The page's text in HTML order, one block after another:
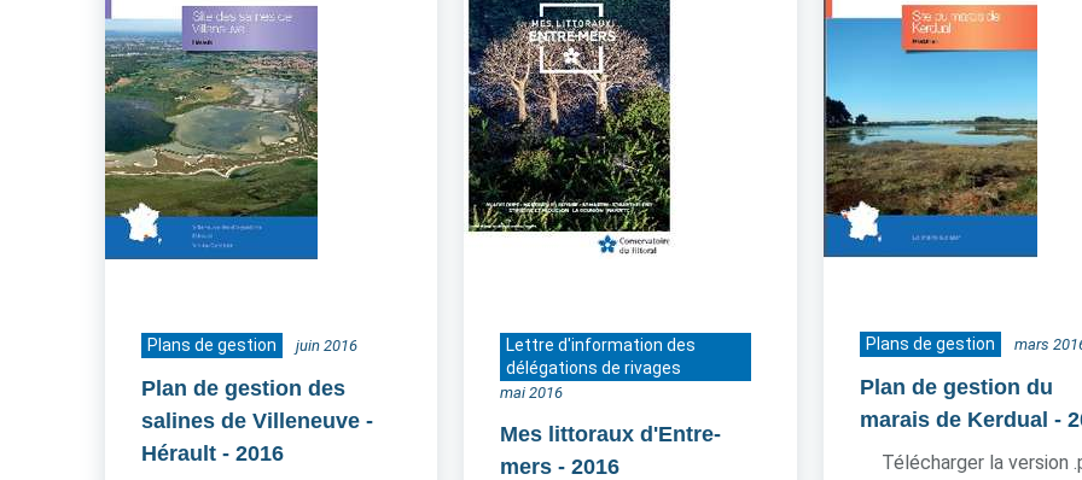
Plans de gestion juin 2016
Plan de gestion des
salines de Villeneuve -
Hérault - 2016
Lettre d'information des
délégations de rivages
mai 2016
Mes littoraux d'Entre-
mers - 2016
Plans de gestion mars
Plan de gestion du
marais de Kerdual -
Télécharger la version